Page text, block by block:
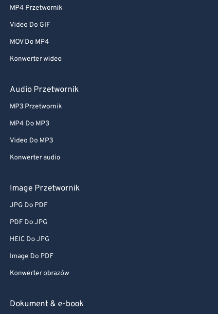
MP4 Przetwornik
Video Do GIF
MOV Do MP4
Konwerter wideo
Audio Przetwornik
MP3 Przetwornik
MP4 Do MP3
Video Do MP3
Konwerter audio
Image Przetwornik
JPG Do PDF
PDF Do JPG
HEIC Do JPG
Image Do PDF
Konwerter obrazów
Dokument & e-book